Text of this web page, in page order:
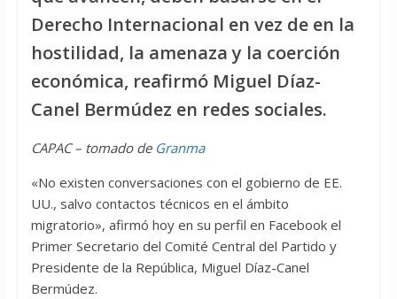
Derecho Internacional en vez de en la
hostilidad, la amenaza y la coerción
económica, reafirmó Miguel Díaz-
Canel Bermúdez en redes sociales.
CAPAC – tomado de Granma
«No existen conversaciones con el gobierno de EE.
UU., salvo contactos técnicos en el ámbito
migratorio», afirmó hoy en su perfil en Facebook el
Primer Secretario del Comité Central del Partido y
Presidente de la República, Miguel Díaz-Canel
Bermúdez.